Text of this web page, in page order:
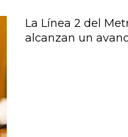
La Línea 2 del
alcanzan un